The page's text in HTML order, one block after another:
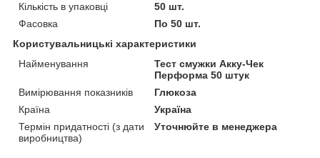
Кількість в упаковці
50 шт.
Фасовка
По 50 шт.
Користувальницькі характеристики
Найменування
Тест смужки Акку-Чек
Перформа 50 штук
Вимірювання показників
Глюкоза
Країна
Україна
Термін придатності (з дати
виробництва)
Уточнюйте в менеджера